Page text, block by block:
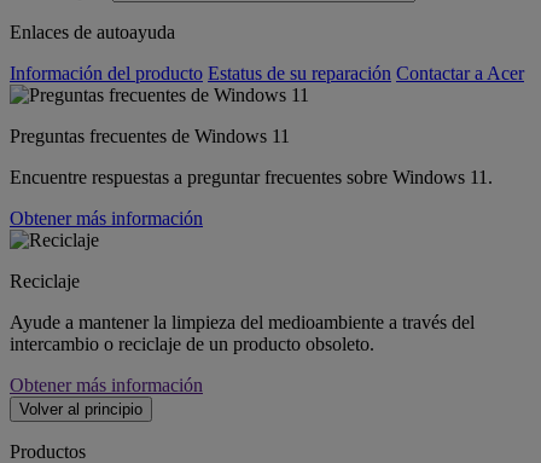
Enlaces de autoayuda
Información del producto Estatus de su reparación Contactar a Acer
Preguntas frecuentes de Windows 11
Encuentre respuestas a preguntar frecuentes sobre Windows 11.
Obtener más información
Reciclaje
Ayude a mantener la limpieza del medioambiente a través del
intercambio o reciclaje de un producto obsoleto.
Obtener más información
Volver al principio
Productos